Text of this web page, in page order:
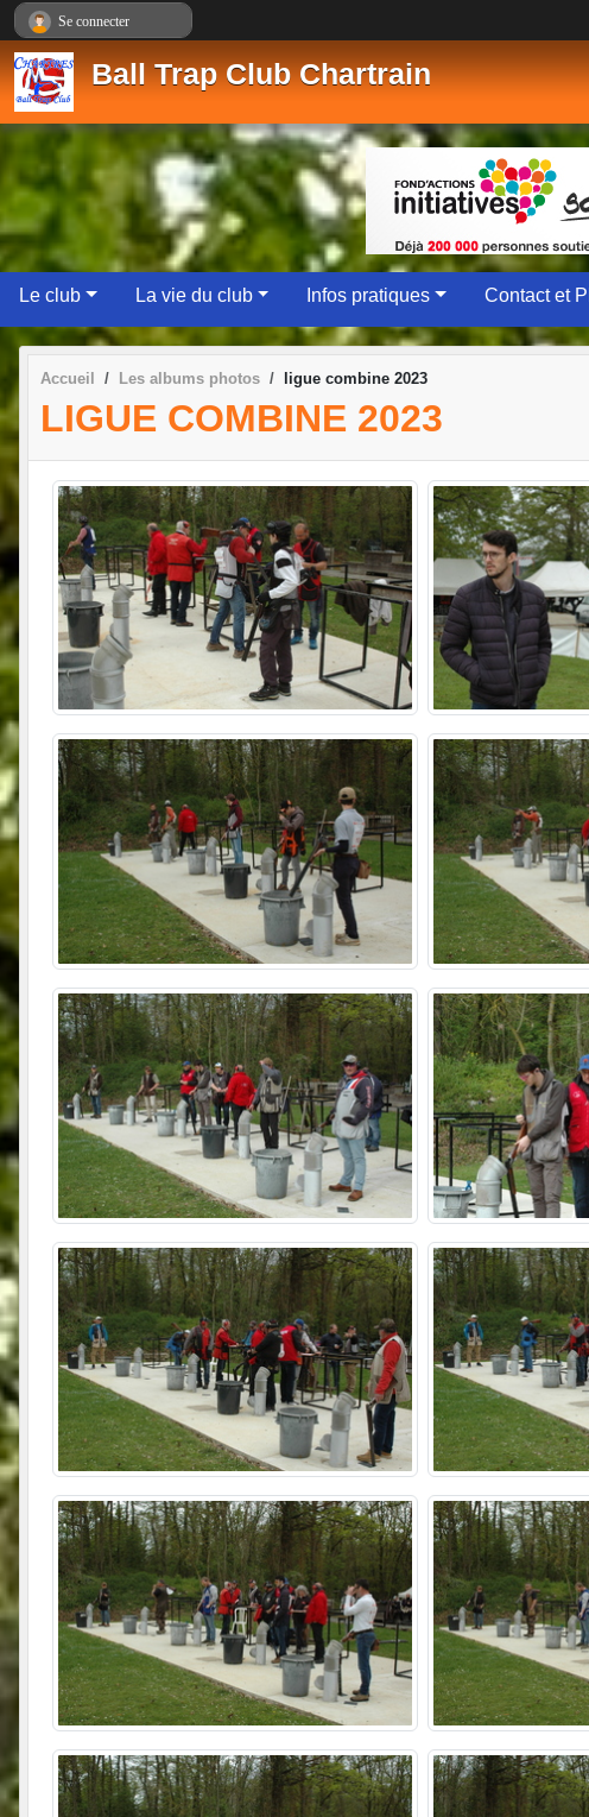
Ball Trap Club Chartrain
Le club La vie du club Infos pratiques Contact et
Accueil Les albums photos ligue combine 2023
LIGUE COMBINE 2023
Se connecter
Panneau de gestion des cookies